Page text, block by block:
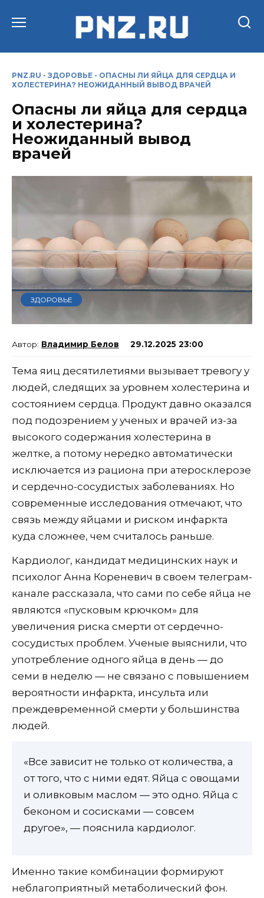
PNZ.RU - ЗДОРОВЬЕ - ОПАСНЫ ЛИ ЯЙЦА ДЛЯ СЕРДЦА И
ХОЛЕСТЕРИНА? НЕОЖИДАННЫЙ ВЫВОД ВРАЧЕЙ
Опасны ли яйца для сердца
и холестерина?
Неожиданный вывод
врачей
ЗДОРОВЬЕ
Владимир Белов 29.12.2025 23:00
Тема яиц десятилетиями вызывает тревогу у
людей, следящих за уровнем холестерина и
состоянием сердца. Продукт давно оказался
под подозрением у ученых и врачей из-за
высокого содержания холестерина в
желтке, а потому нередко автоматически
исключается из рациона при атеросклерозе
и сердечно-сосудистых заболеваниях. Но
современные исследования отмечают, что
связь между яйцами и риском инфаркта
куда сложнее, чем считалось раньше.
Кардиолог, кандидат медицинских наук и
психолог Анна Кореневич в своем телеграм-
канале рассказала, что сами по себе яйца не
являются «пусковым крючком» для
увеличения риска смерти от сердечно-
сосудистых проблем. Ученые выяснили, что
употребление одного яйца в день — до
семи в неделю — не связано с повышением
вероятности инфаркта, инсульта или
преждевременной смерти у большинства
людей.
«Все зависит не только от количества, а
от того, что с ними едят. Яйца с овощами
и оливковым маслом — это одно. Яйца с
беконом и сосисками — совсем
другое», — пояснила кардиолог.
Именно такие комбинации формируют
неблагоприятный метаболический фон.